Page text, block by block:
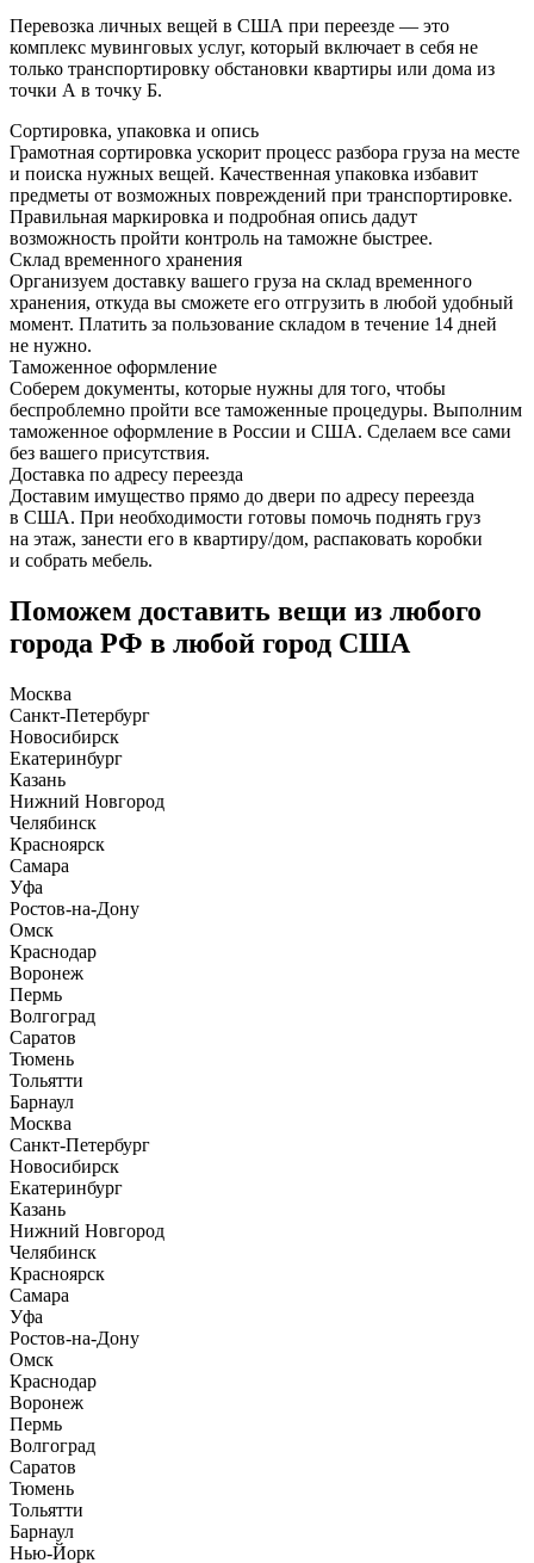
Перевозка личных вещей в США при переезде — это
комплекс мувинговых услуг, который включает в себя не
только транспортировку обстановки квартиры или дома из
точки А в точку Б.
Сортировка, упаковка и опись
Грамотная сортировка ускорит процесс разбора груза на месте
и поиска нужных вещей. Качественная упаковка избавит
предметы от возможных повреждений при транспортировке.
Правильная маркировка и подробная опись дадут
возможность пройти контроль на таможне быстрее.
Склад временного хранения
Организуем доставку вашего груза на склад временного
хранения, откуда вы сможете его отгрузить в любой удобный
момент. Платить за пользование складом в течение 14 дней
не нужно.
Таможенное оформление
Соберем документы, которые нужны для того, чтобы
беспроблемно пройти все таможенные процедуры. Выполним
таможенное оформление в России и США. Сделаем все сами
без вашего присутствия.
Доставка по адресу переезда
Доставим имущество прямо до двери по адресу переезда
в США. При необходимости готовы помочь поднять груз
на этаж, занести его в квартиру/дом, распаковать коробки
и собрать мебель.
Поможем доставить вещи из любого
города РФ в любой город США
Москва
Санкт-Петербург
Новосибирск
Екатеринбург
Казань
Нижний Новгород
Челябинск
Красноярск
Самара
Уфа
Ростов-на-Дону
Омск
Краснодар
Воронеж
Пермь
Волгоград
Саратов
Тюмень
Тольятти
Барнаул
Москва
Санкт-Петербург
Новосибирск
Екатеринбург
Казань
Нижний Новгород
Челябинск
Красноярск
Самара
Уфа
Ростов-на-Дону
Омск
Краснодар
Воронеж
Пермь
Волгоград
Саратов
Тюмень
Тольятти
Барнаул
Нью-Йорк